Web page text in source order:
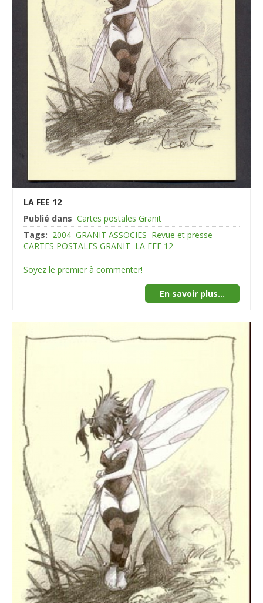
LA FEE 12
Publié dans Cartes postales Granit
Tags: 2004 GRANIT ASSOCIES Revue et presse
CARTES POSTALES GRANIT LA FEE 12
Soyez le premier à commenter!
En savoir plus...